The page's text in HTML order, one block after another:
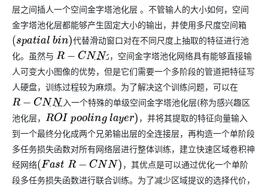
层之间插人一个空间金字塔池化层 。不管输人的大小如何，空间
金字塔池化层都能够产生固定大小的输出，并使用多尺度空间箱
(spatial bi n)
代替滑动窗口对在不同尺度上抽取的特征进行池
化。虽然与 R− CNN 相比，空间金字塔池化网络具有能够直接输
人可变大小图像的优势，但是它们需要一个多阶段的管道把特征写
人硬盘，训练过程较为麻烦。为了解决这个训练问题，可以在
R− CNN 中插入一个特殊的单级空间金字塔池化层(称为感兴趣区
池化层， ROI p ooling laye r)
，并将其提取的特征向量输入
到一个最终分化成两个兄弟输出层的全连接层，再构造一个单阶段
多任务损失函数对所有网络层进行整体训练，建立快速区域卷积神
经网络(Fast R −C NN )
，其优点是可以通过优化一个单阶
段多任务损失函数进行联合训练。为了减少区域提议的选择代价，